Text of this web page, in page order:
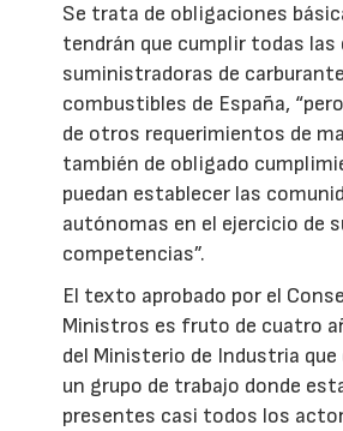
Se trata de obligaciones
tendrán que cumplir todas
suministradoras de
combustibles de España,
de otros requerimientos de
también de obligado
puedan establecer las
autónomas en el ejercicio de
competencias”.
El texto aprobado por el
Ministros es fruto de cuatro
del Ministerio de Industria que
un grupo de trabajo donde
presentes casi todos los